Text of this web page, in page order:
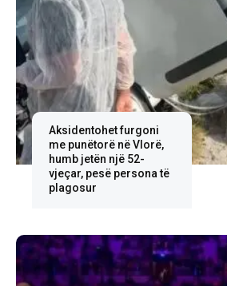
Aksidentohet furgoni
me punëtorë në Vlorë,
humb jetën një 52-
vjeçar, pesë persona të
plagosur